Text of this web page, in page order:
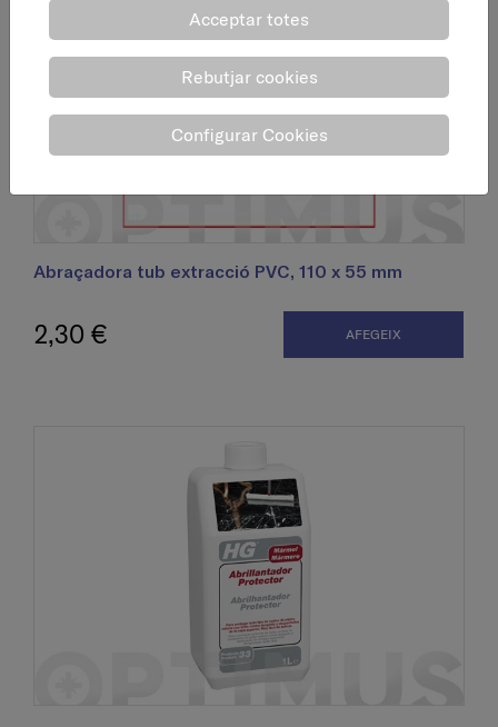
Abraçadora tub extracció PVC, 110 x 55 mm
2,30 € AFEGEIX
Acceptar totes
Rebutjar cookies
Configurar Cookies